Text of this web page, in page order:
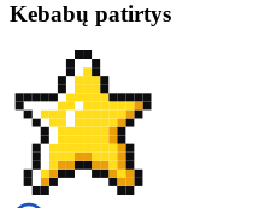
Kebabų patirtys